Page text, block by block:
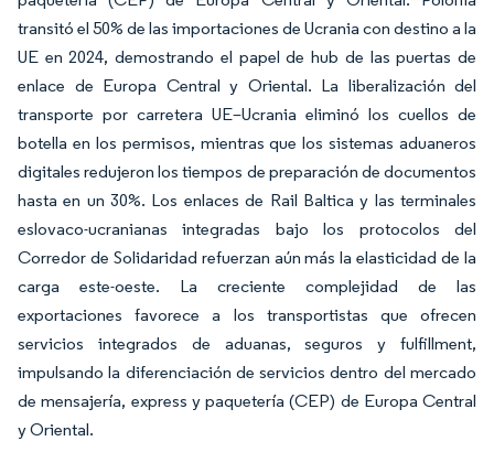
transitó el 50% de las importaciones de Ucrania con destino a la
UE en 2024, demostrando el papel de hub de las puertas de
enlace de Europa Central y Oriental. La liberalización del
transporte por carretera UE–Ucrania eliminó los cuellos de
botella en los permisos, mientras que los sistemas aduaneros
digitales redujeron los tiempos de preparación de documentos
hasta en un 30%. Los enlaces de Rail Baltica y las terminales
eslovaco-ucranianas integradas bajo los protocolos del
Corredor de Solidaridad refuerzan aún más la elasticidad de la
carga este-oeste. La creciente complejidad de las
exportaciones favorece a los transportistas que ofrecen
servicios integrados de aduanas, seguros y fulfillment,
impulsando la diferenciación de servicios dentro del mercado
de mensajería, express y paquetería (CEP) de Europa Central
y Oriental.